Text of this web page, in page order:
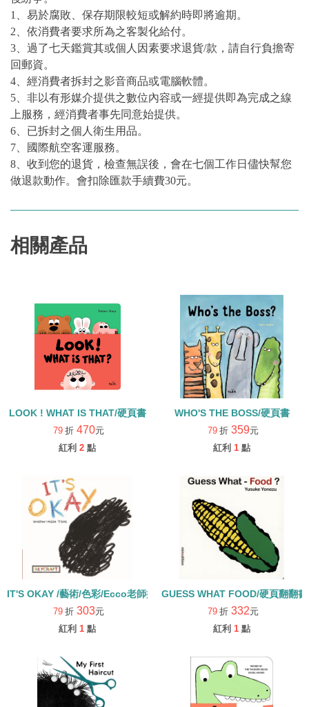
1、易於腐敗、保存期限較短或解約時即將逾期。
2、依消費者要求所為之客製化給付。
3、過了七天鑑賞其或個人因素要求退貨/款，請自行負擔寄
回郵資。
4、經消費者拆封之影音商品或電腦軟體。
5、非以有形媒介提供之數位內容或一經提供即為完成之線
上服務，經消費者事先同意始提供。
6、已拆封之個人衛生用品。
7、國際航空客運服務。
8、收到您的退貨，檢查無誤後，會在七個工作日儘快幫您
做退款動作。會扣除匯款手續費30元。
相關產品
LOOK ! WHAT IS THAT/硬頁書
79 折 470元
紅利 2 點
WHO'S THE BOSS/硬頁書
79 折 359元
紅利 1 點
IT'S OKAY /藝術/色彩/Ecco老師推薦 幼兒硬頁書
79 折 303元
紅利 1 點
GUESS WHAT FOOD/硬頁翻翻書
79 折 332元
紅利 1 點